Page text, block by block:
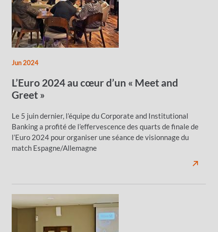
Jun 2024
L’Euro 2024 au cœur d’un « Meet and
Greet »
Le 5 juin dernier, l’équipe du Corporate and Institutional
Banking a profité de l’effervescence des quarts de finale de
l’Euro 2024 pour organiser une séance de visionnage du
match Espagne/Allemagne